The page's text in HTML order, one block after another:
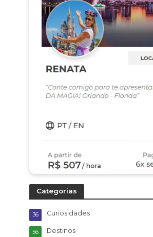
Categorias
Curiosidades
36
Destinos
56